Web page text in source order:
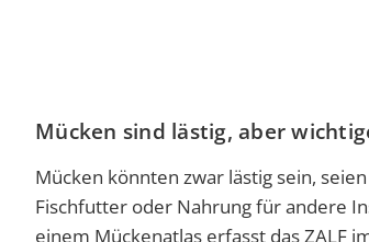
Mücken sind lästig, aber
Mücken könnten zwar lästig sein,
Fischfutter oder Nahrung für andere
einem Mückenatlas erfasst das ZALF